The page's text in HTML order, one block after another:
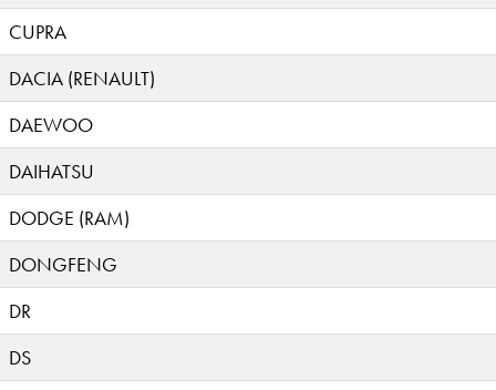
CUPRA
DACIA (RENAULT)
DAEWOO
DAIHATSU
DODGE (RAM)
DONGFENG
DR
DS